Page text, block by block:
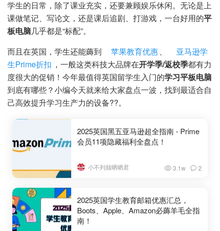
学生的日常，除了课业充实，还要兼顾娱乐休闲。无论是上
课做笔记、写论文，还是课后追剧、打游戏，一台好用的平
板电脑几乎都是“标配”。
而且在英国，学生还能薅到
苹果教育优惠、
亚马逊学
生Prime折扣 ，一般这类科技大品牌在开学季/返校季都有力
度很大的促销！今年最值得英国留学生入门的学习平板电脑
到底有哪些？小编今天就来给大家盘点一波，找到最适合自
己高效提升学习生产力的设备??。
2025英国黑五亚马逊超全指南 - Prime
会员11项隐藏福利全盘点！
小不列颠晒晒君 3.1w 2
2025英国学生教育邮箱优惠汇总，
Boots、Apple、Amazon必薅羊毛全指
南！